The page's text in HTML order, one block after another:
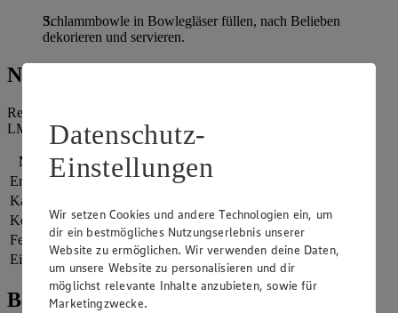
Schlammbowle in Bowlegläser füllen, nach Belieben
dekorieren und servieren.
Nährwerte
Referenzmenge für einen durchschnittlichen Erwachsenen laut
LMIV (8.400 kJ/2.000 kcal).
Nährwerte
pro Portion
Energie
1.289 kj (15 %)
Kalorien
Kohlenhydrate 17 g
Fett
0 g
Eiweiß
2 g
Bewertung
Datenschutz-
Einstellungen
Wir setzen Cookies und andere Technologien ein, um
dir ein bestmögliches Nutzungserlebnis unserer
Website zu ermöglichen. Wir verwenden deine Daten,
um unsere Website zu personalisieren und dir
möglichst relevante Inhalte anzubieten, sowie für
Marketingzwecke.